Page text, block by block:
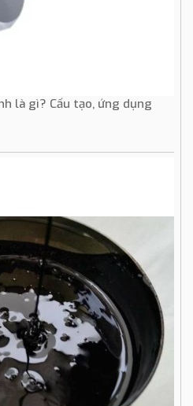
là gì? Cấu tạo, ứng dụng